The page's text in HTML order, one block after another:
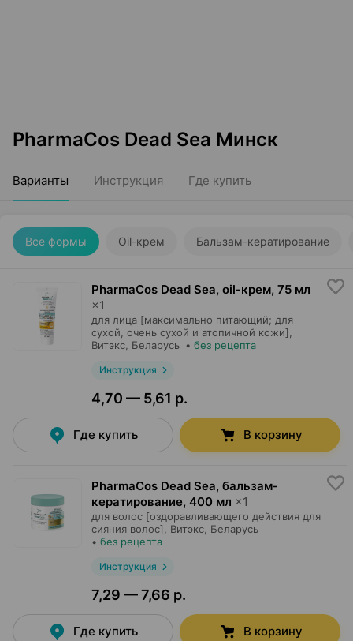
PharmaCos Dead Sea Минск
Варианты Инструкция Где купить
Все формы Oil-крем Бальзам-кератирование
PharmaCos Dead Sea, oil-крем, 75 мл
×1
для лица [максимально питающий; для
сухой, очень сухой и атопичной кожи],
Витэкс , Беларусь • без рецепта
Инструкция
4,70 — 5,61 р.
Где купить В корзину
PharmaCos Dead Sea, бальзам-
кератирование, 400 мл ×1
для волос [оздоравливающего действия для
сияния волос],
Витэкс , Беларусь
• без рецепта
Инструкция
7,29 — 7,66 р.
Где купить В корзину